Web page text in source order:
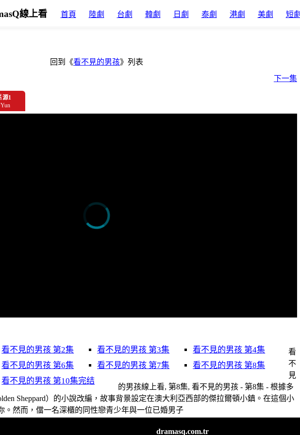
線上看 首頁 陸劇 台劇 韓劇 日劇 泰劇 港劇 美劇 短劇
回到《看不見的男孩》列表
下一集
源1
看不見的男孩 第2集 看不見的男孩 第3集
看不見的男孩 第4集
看不見的男孩 第6集 看不見的男孩 第7集
看不見的男孩 第8集
看不見的男孩 第10集完结
看
不
見
的男孩線上看, 第8集, 看不見的男孩 - 第8集 - 根據多
Sheppard）的小說改編，故事背景設定在澳大利亞西部的傑拉爾頓小鎮。在這個小
。然而，儅一名深櫃的同性戀青少年與一位已婚男子
dramasq.com.tr